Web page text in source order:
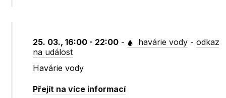
25. 03., 16:00 - 22:00 - havárie vody -odkaz
na událost
Havárie vody
Přejít na více informací